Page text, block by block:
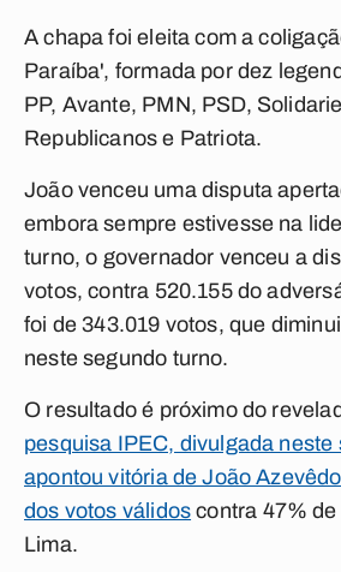
A chapa foi eleita com a
Paraíba', formada por dez
PP, Avante, PMN, PSD,
Republicanos e Patriota.
João venceu uma disputa
embora sempre estivesse na
turno, o governador venceu a
votos, contra 520.155 do
foi de 343.019 votos, que
neste segundo turno.
O resultado é próximo do
pesquisa IPEC, divulgada neste
apontou vitória de João
dos votos válidos contra 47%
Lima.